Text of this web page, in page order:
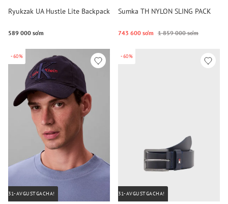
Ryukzak UA Hustle Lite Backpack
589 000 so‘m
Sumka TH NYLON SLING PACK
743 600 so‘m 1 859 000 so‘m
-60%
31-AVGUSTGACHA!
-60%
31-AVGUSTGACHA!